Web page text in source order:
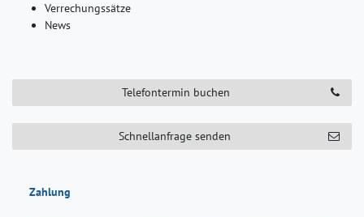
Verrechungssätze
News
Telefontermin buchen
Schnellanfrage senden
Zahlung